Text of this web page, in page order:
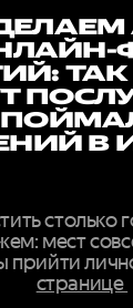
В
столько
мест
прийти
странице